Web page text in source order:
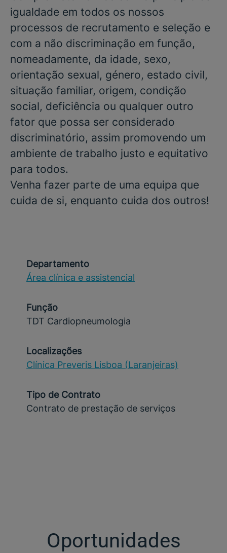
igualdade em todos os nossos
processos de recrutamento e seleção e
com a não discriminação em função,
nomeadamente, da idade, sexo,
orientação sexual, género, estado civil,
situação familiar, origem, condição
social, deficiência ou qualquer outro
fator que possa ser considerado
discriminatório, assim promovendo um
ambiente de trabalho justo e equitativo
para todos.
Venha fazer parte de uma equipa que
cuida de si, enquanto cuida dos outros!
Departamento
Área clínica e assistencial
Função
TDT Cardiopneumologia
Localizações
Clínica Preveris Lisboa (Laranjeiras)
Tipo de Contrato
Contrato de prestação de serviços
Oportunidades